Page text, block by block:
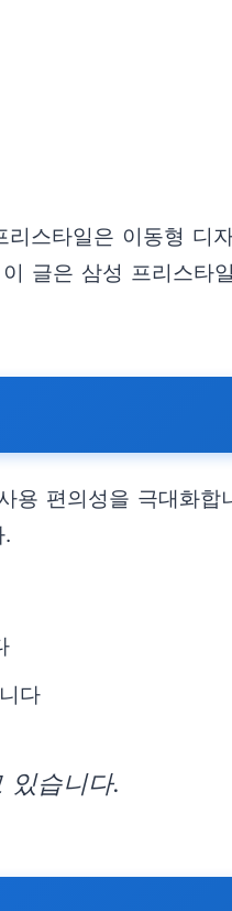
스타일은 이동형 디
글은 삼성 프리스타
편의성을 극대화합
다
습니다.